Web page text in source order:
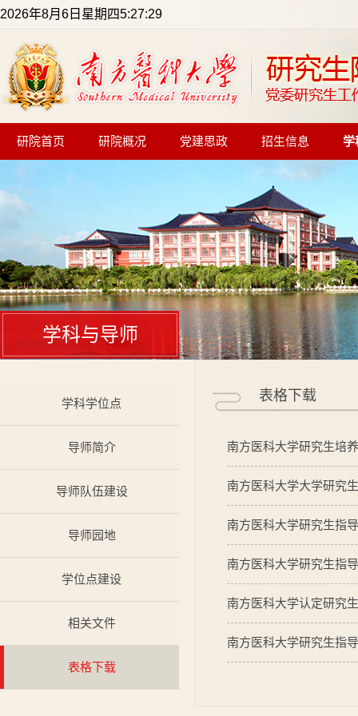
2026年8月6日星期四5:27:29
研院首页 研院概况 党建思政 招生信息 学
学科与导师
学科学位点
导师简介
导师队伍建设
导师园地
学位点建设
相关文件
表格下载
表格下载
南方医科大学研究生培
南方医科大学大学研究
南方医科大学研究生指
南方医科大学研究生指
南方医科大学认定研究
南方医科大学研究生指